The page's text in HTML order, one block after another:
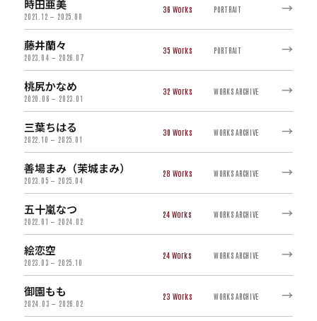
時田亜美
2021.12 — 2025.08
36 PORTRAIT →
藤井蘭々
2023.04 — 2026.07
35 PORTRAIT →
桃尻かなめ
2020.06 — 2023.01
32 WORKS ARCHIVE →
三葉ちはる
2022.10 — 2025.01
30 WORKS ARCHIVE →
善場まみ（茉城まみ）
2023.05 — 2025.04
28 WORKS ARCHIVE →
五十嵐なつ
2022.01 — 2024.02
24 WORKS ARCHIVE →
絵恋空
2023.03 — 2025.10
24 WORKS ARCHIVE →
御園もも
2024.03 — 2026.02
23 WORKS ARCHIVE →